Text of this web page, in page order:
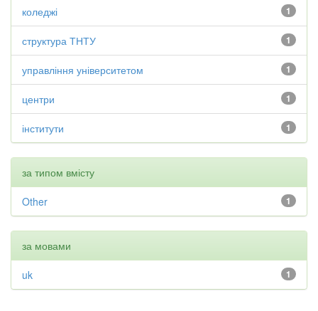
1
коледжі
1
структура ТНТУ
1
управління університетом
1
центри
1
інститути
за типом вмісту
1
Other
за мовами
1
uk